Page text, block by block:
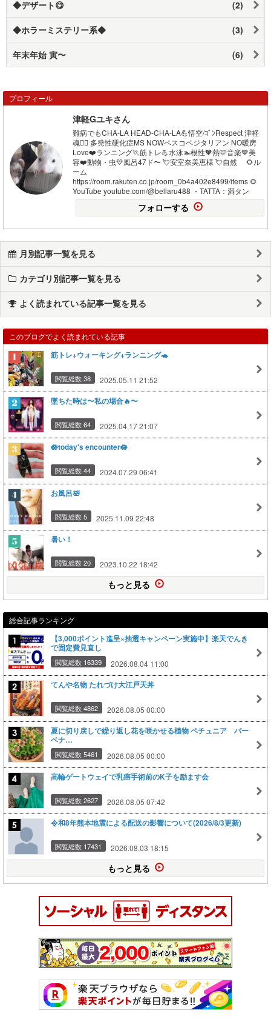
◆デザート😋 (2)
◆ホラーミステリー系◆ (3)
年末年始 寅〜 (6)
プロフィール
津軽Gユキさん
難病でもCHA-LA HEAD-CHA-LA💪悟空/ｺﾞﾝRespect 津軽
魂❤️‍🔥 多発性硬化症MS NOWペスコベジタリアン NO暖房
Love❤️ランニング🏃筋トレ💪水泳🏊根性🧡熱🩷音楽💙美
容❤️動物・虫💛風呂47ド〜 💘安室奈美恵様 💘自然 🌻ル
ーム
https://room.rakuten.co.jp/room_0b4a402e8499/items 🌻
YouTube youtube.com/@bellaru488 ・TATTA：満タン
フォローする
月別記事一覧を見る
カテゴリ別記事一覧を見る
よく読まれている記事一覧を見る
このブログでよく読まれている記事
筋トレ+ウォーキング+ランニング🐢
閲覧総数 38 2025.05.11 21:52
墜ちた時は〜私の場合🔥〜
閲覧総数 64 2025.04.17 21:07
🪷today's encounter🪷
閲覧総数 44 2024.07.29 06:41
お風呂🛀
閲覧総数 5 2025.11.09 22:48
暑い！
閲覧総数 20 2023.10.22 18:42
もっと見る
総合記事ランキング
【3,000ポイント進呈×抽選キャンペーン実施中】楽天でんき
で固定費見直し
閲覧総数 16339 2026.08.04 11:00
てんや名物 たれづけ大江戸天丼
閲覧総数 4862 2026.08.05 00:00
夏に切り戻しで繰り返し花を咲かせる植物 ペチュニア バー
ベナ…
閲覧総数 5461 2026.08.05 00:00
高輪ゲートウェイで乳癌手術前のK子を励ます会
閲覧総数 2627 2026.08.05 07:42
令和8年熊本地震による配送の影響について(2026/8/3更新)
閲覧総数 17431 2026.08.03 18:15
もっと見る